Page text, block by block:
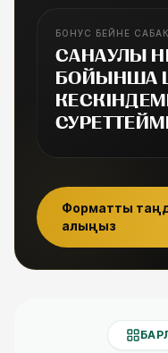
БОНУС БЕЙНЕ САБАҚ
САНАУЛЫ
БОЙЫНША
Форматты
алыңыз